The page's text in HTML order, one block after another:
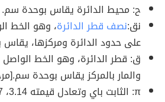
ح: محيط الدائرة يقاس بوحدة سم.
نق:نصف قطر الدائرة، وهو الخط
على حدود الدائرة ومركزها،
ق: قطر الدائرة، وهو الخط الواصل
والمار بالمركز يقاس بوحدة سم.
π: الثابت باي وتعادل قيمته 3.14، 22/7.